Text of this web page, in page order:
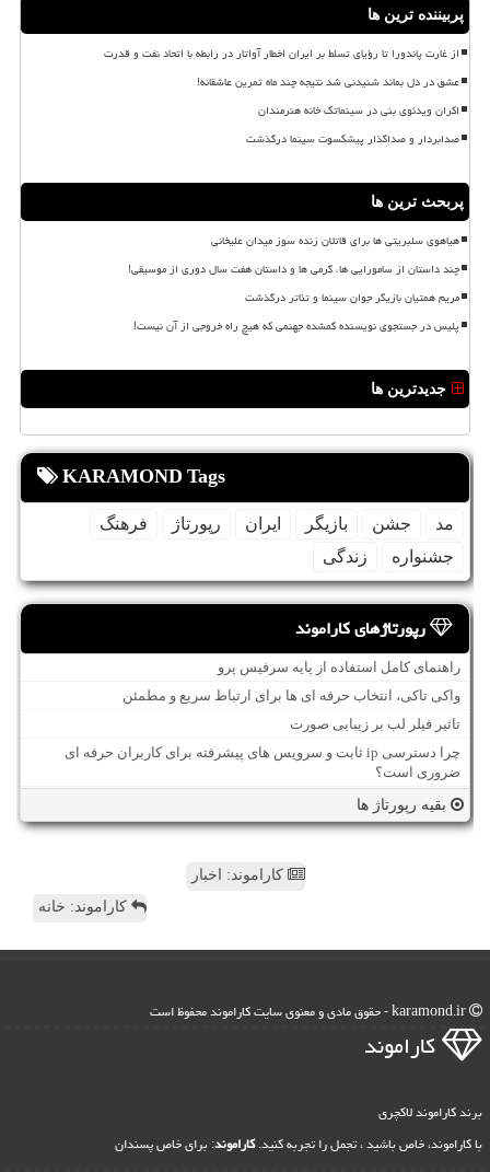
پربیننده ترین ها
از غارت پاندورا تا رؤیای تسلط بر ایران اخطار آواتار در رابطه با اتحاد نفت و قدرت
عشق در دل بماند شنیدنی شد نتیجه چند ماه تمرین عاشقانه!
اکران ویدئوی بنی در سینماتک خانه هنرمندان
صدابردار و صداگذار پیشکسوت سینما درگذشت
پربحث ترین ها
هیاهوی سلبریتی ها برای قاتلان زنده سوز میدان علیخانی
چند داستان از سامورایی ها، گرمی ها و داستان هفت سال دوری از موسیقی!
مریم همتیان بازیگر جوان سینما و تئاتر درگذشت
پلیس در جستجوی نویسنده گمشده جهنمی که هیچ راه خروجی از آن نیست!
جدیدترین ها
KARAMOND Tags
مد جشن بازیگر ایران رپورتاژ
فرهنگ
جشنواره
زندگی
رپورتاژهای کاراموند
راهنمای کامل استفاده از پایه سرفیس پرو
واکی تاکی، انتخاب حرفه ای ها برای ارتباط سریع و مطمئن
تاثیر فیلر لب بر زیبایی صورت
چرا دسترسی ip ثابت و سرویس های پیشرفته برای کاربران حرفه ای
ضروری است؟
بقیه رپورتاژ ها
کاراموند: اخبار
کاراموند: خانه
كاراموند
برند کاراموند لاکچری
با کاراموند، خاص باشید ، تجمل را تجربه کنید.کاراموند: برای خاص پسندان